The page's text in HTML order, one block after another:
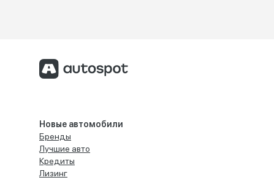
Новые автомобили
Бренды
Лучшие авто
Кредиты
Лизинг